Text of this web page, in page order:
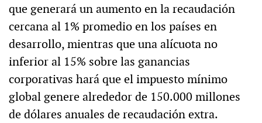
que generará un aumento en la recaudación
cercana al 1% promedio en los países en
desarrollo, mientras que una alícuota no
inferior al 15% sobre las ganancias
corporativas hará que el impuesto mínimo
global genere alrededor de 150.000 millones
de dólares anuales de recaudación extra.